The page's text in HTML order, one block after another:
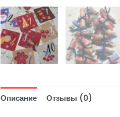
Описание Отзывы (0)